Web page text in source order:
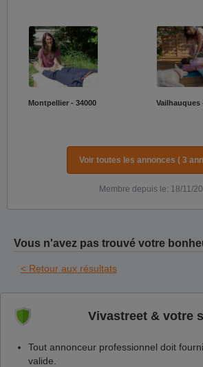
Montpellier - 34000 Vailhauques
Voir toutes les annonces ( 3
Membre depuis le: 18/11/
Vous n'avez pas trouvé votre
< Retour aux résultats
Vivastreet & votre
Tout annonceur professionnel doit
valide.